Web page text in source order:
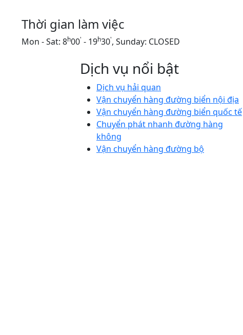
Thời gian làm việc
Mon - Sat: 8h00' - 19h30', Sunday: CLOSED
Dịch vụ nổi bật
Dịch vụ hải quan
Vận chuyển hàng đường biển nội địa
Vận chuyển hàng đường biển quốc tế
Chuyển phát nhanh đường hàng
không
Vận chuyển hàng đường bộ